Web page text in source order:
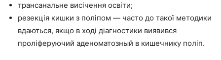
трансанальне висічення освіти;
резекція кишки з поліпом — часто до такої методики
вдаються, якщо в ході діагностики виявився
проліферуючий аденоматозный в кишечнику поліп.